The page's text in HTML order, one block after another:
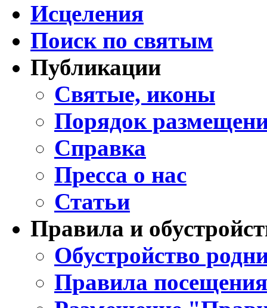
Исцеления
Поиск по святым
Публикации
Святые, иконы
Порядок
Справка
Пресса о нас
Статьи
Правила и
Обустройство
Правила